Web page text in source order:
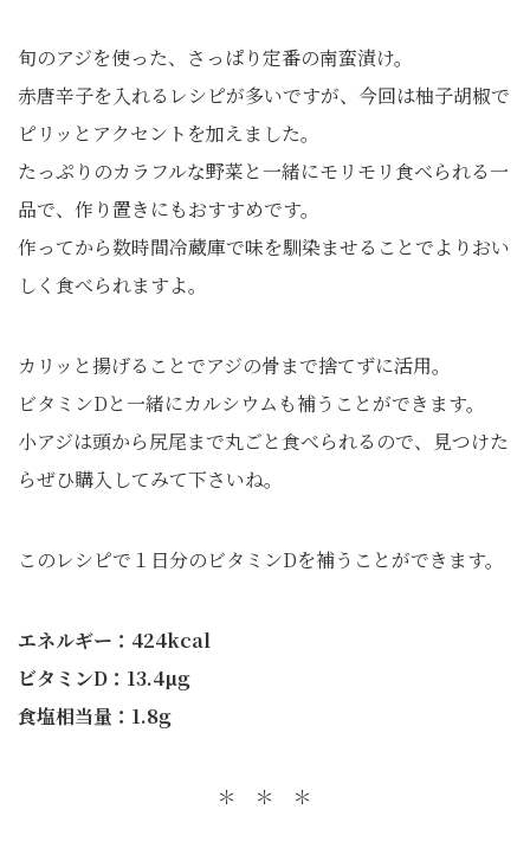
旬のアジを使った、さっぱり定番の南蛮漬け。
赤唐辛子を入れるレシピが多いですが、今回は柚子胡椒で
ピリッとアクセントを加えました。
たっぷりのカラフルな野菜と一緒にモリモリ食べられる一
品で、作り置きにもおすすめです。
作ってから数時間冷蔵庫で味を馴染ませることでよりおい
しく食べられますよ。
カリッと揚げることでアジの骨まで捨てずに活用。
ビタミンDと一緒にカルシウムも補うことができます。
小アジは頭から尻尾まで丸ごと食べられるので、見つけた
らぜひ購入してみて下さいね。
このレシピで１日分のビタミンDを補うことができます。
エネルギー：424kcal
ビタミンD：13.4µg
食塩相当量：1.8g
＊ ＊ ＊